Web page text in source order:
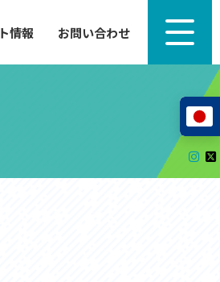
情報 お問い合わせ